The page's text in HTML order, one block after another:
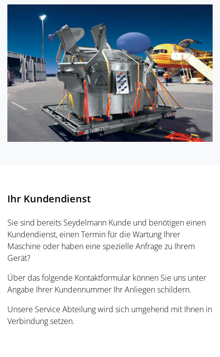
Ihr Kundendienst
Sie sind bereits Seydelmann Kunde und benötigen einen
Kundendienst, einen Termin für die Wartung Ihrer
Maschine oder haben eine spezielle Anfrage zu Ihrem
Gerät?
Über das folgende Kontaktformular können Sie uns unter
Angabe Ihrer Kundennummer Ihr Anliegen schildern.
Unsere Service Abteilung wird sich umgehend mit Ihnen in
Verbindung setzen.